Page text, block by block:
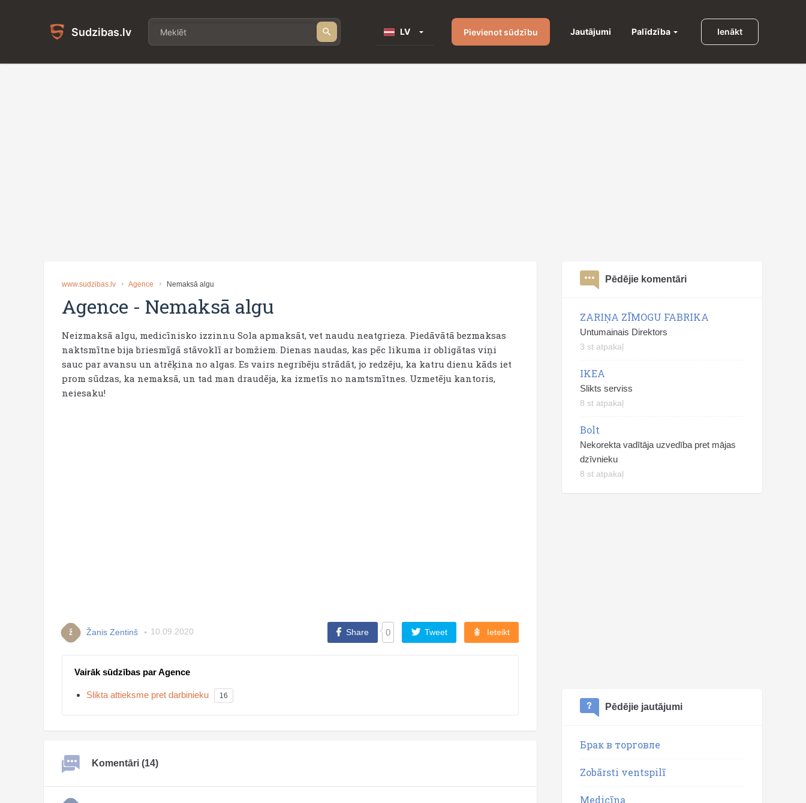
Sudzibas.lv LV Pievienot sūdzību Jautājumi Palīdzība Ienākt
www.sudzibas.lv Agence Nemaksā algu
Agence - Nemaksā algu
Neizmaksā algu, medicīnisko izzinnu Sola apmaksāt, vet naudu neatgrieza. Piedāvātā bezmaksas
naktsmītne bija briesmīgā stāvoklī ar bomžiem. Dienas naudas, kas pēc likuma ir obligātas viņi
sauc par avansu un atrēķina no algas. Es vairs negribēju strādāt, jo redzēju, ka katru dienu kāds iet
prom sūdzas, ka nemaksā, un tad man draudēja, ka izmetīs no namtsmītnes. Uzmetēju kantoris,
neiesaku!
ž Žanis Zentinš 10.09.2020 Share 0 Tweet Ieteikt
Vairāk sūdzības par Agence
Slikta attieksme pret darbinieku 16
Komentāri (14)
Pēdējie komentāri
ZARIŅA ZĪMOGU FABRIKA
Untumainais Direktors
3 st atpakaļ
IKEA
Slikts serviss
8 st atpakaļ
Bolt
Nekorekta vadītāja uzvedība pret mājas
dzīvnieku
8 st atpakaļ
Pēdējie jautājumi
Брак в торговле
Zobārsti ventspilī
Medicīna